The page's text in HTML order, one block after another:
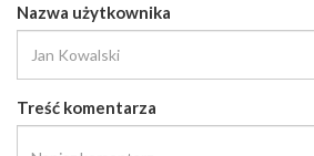
Nazwa użytkownika
Treść komentarza